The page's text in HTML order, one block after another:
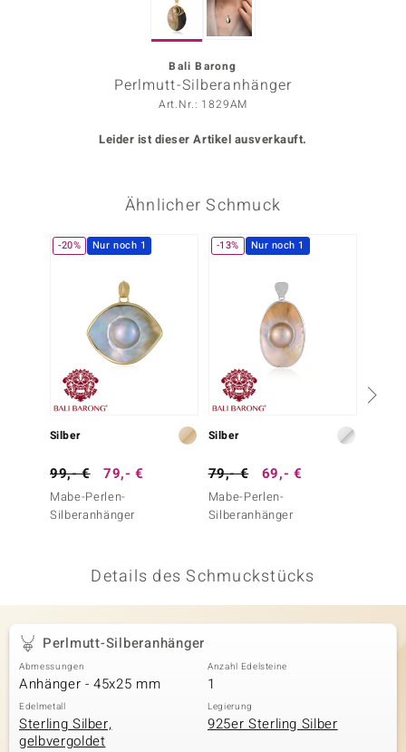
BY DE MELO
Collection
Bali Barong
Perlmutt-Silberanhänger
Art.Nr.: 1829AM
Leider ist dieser Artikel ausverkauft.
Ähnlicher Schmuck
-20% Nur noch 1
Silber
99,- € 79,- €
Mabe-Perlen-
Silberanhänger
-13% Nur noch 1
Silber
79,- € 69,- €
Mabe-Perlen-
Silberanhänger
Details des Schmuckstücks
Perlmutt-Silberanhänger
Abmessungen
Anhänger - 45x25 mm
Anzahl Edelsteine
1
Edelmetall
Sterling Silber,
gelbvergoldet
Legierung
925er Sterling Silber